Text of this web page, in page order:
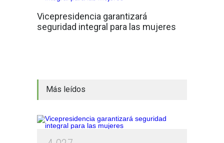
Vicepresidencia garantizará
seguridad integral para las mujeres
Más leídos